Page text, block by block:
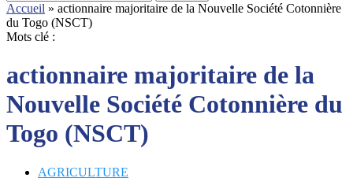
Accueil » actionnaire majoritaire de la Nouvelle Société Cotonnière
du Togo (NSCT)
Mots clé :
actionnaire majoritaire de la
Nouvelle Société Cotonnière du
Togo (NSCT)
AGRICULTURE